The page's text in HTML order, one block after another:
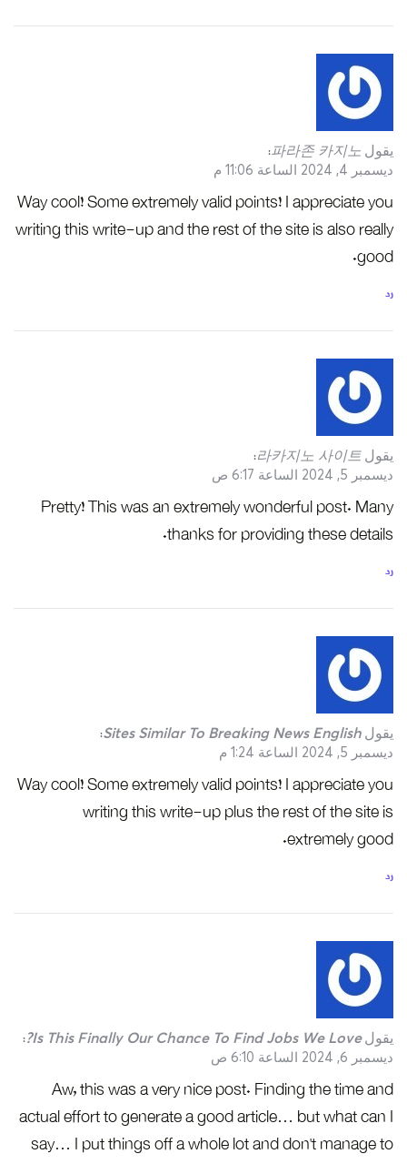
يقول 파라존 카지노
:
ديسمبر 4, 2024 الساعة 11:06 م
Way cool! Some extremely valid points! I appreciate you
writing this write-up and the rest of the site is also really
good.
رد
يقول 라카지노 사이트
:
ديسمبر 5, 2024 الساعة 6:17 ص
Pretty! This was an extremely wonderful post. Many
thanks for providing these details.
رد
يقول Sites Similar To Breaking News English
:
ديسمبر 5, 2024 الساعة 1:24 م
Way cool! Some extremely valid points! I appreciate you
writing this write-up plus the rest of the site is
extremely good.
رد
يقول Is This Finally Our Chance To Find Jobs We Love?
:
ديسمبر 6, 2024 الساعة 6:10 ص
Aw, this was a very nice post. Finding the time and
actual effort to generate a good article… but what can I
say… I put things off a whole lot and don’t manage to